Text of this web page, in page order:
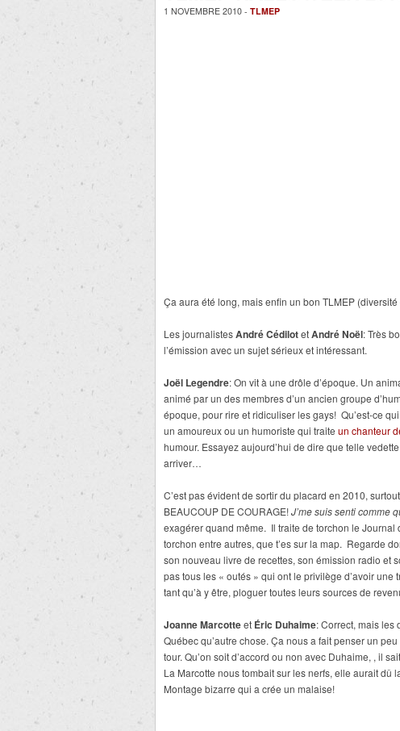
1 NOVEMBRE 2010 - TLMEP
Ça aura été long, mais enfin un bon TLMEP
Les journalistesAndré CédilotetAndré Noël: Très
l’émission avec un sujet sérieux et intéressant.
Joël Legendre: On vit à une drôle d’époque. Un
animé par un des membres d’un ancien groupe
époque, pour rire et ridiculiser les gays! Qu’est-ce
un amoureux ou un humoriste qui traite un chanteur
humour. Essayez aujourd’hui de dire que telle
arriver…
C’est pas évident de sortir du placard en 2010,
BEAUCOUP DE COURAGE!J’me suis senti comme
exagérer quand même. Il traite de torchon le Journal
torchon entre autres, que t’es sur la map. Regarde
son nouveau livre de recettes, son émission radio et
pas tous les « outés » qui ont le privilège d’avoir
tant qu’à y être, ploguer toutes leurs sources de
Joanne Marcotteet Éric Duhaime: Correct, mais les
Québec qu’autre chose. Ça nous a fait penser un
tour. Qu’on soit d’accord ou non avec Duhaime, , il
La Marcotte nous tombait sur les nerfs, elle aurait dû
Montage bizarre qui a crée un malaise!